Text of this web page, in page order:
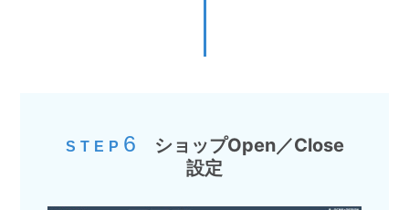
STEP 6
ショップOpen／Close
設定